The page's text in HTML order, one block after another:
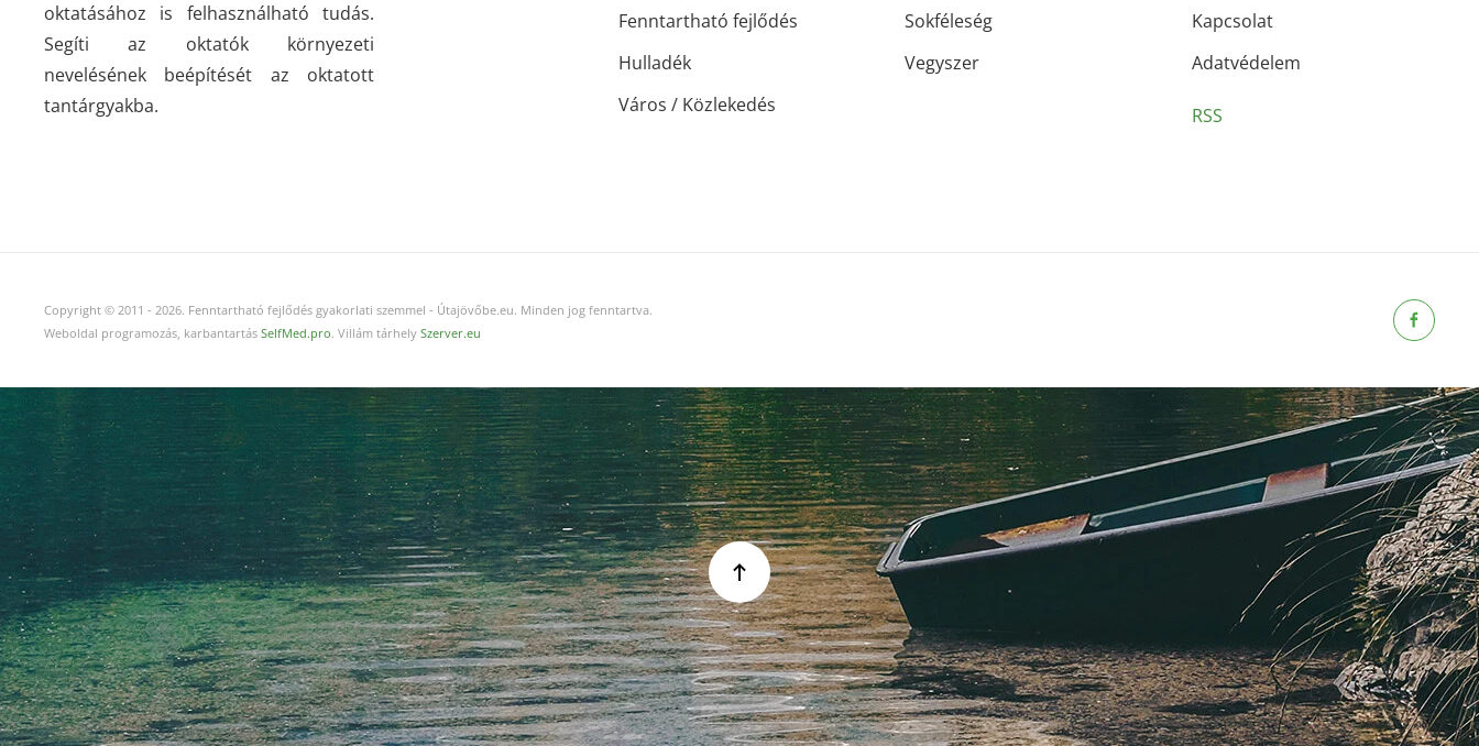
oktatásához is felhasználható tudás.
Segíti az oktatók környezeti
nevelésének beépítését az oktatott
tantárgyakba.
Fenntartható fejlődés
Hulladék
Város / Közlekedés
Sokféleség
Vegyszer
Kapcsolat
Adatvédelem
RSS
Copyright © 2011 - 2026. Fenntartható fejlődés gyakorlati szemmel - Útajövőbe.eu. Minden jog fenntartva.
Weboldal programozás, karbantartás SelfMed.pro. Villám tárhely Szerver.eu